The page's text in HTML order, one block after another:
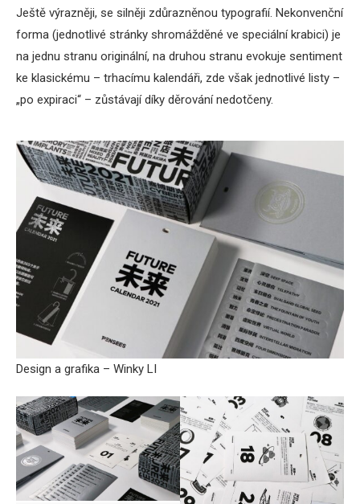
Ještě výrazněji, se silněji zdůrazněnou typografií. Nekonvenční
forma (jednotlivé stránky shromážděné ve speciální krabici) je
na jednu stranu originální, na druhou stranu evokuje sentiment
ke klasickému – trhacímu kalendáři, zde však jednotlivé listy –
„po expiraci“ – zůstávají díky děrování nedotčeny.
Design a grafika – Winky LI